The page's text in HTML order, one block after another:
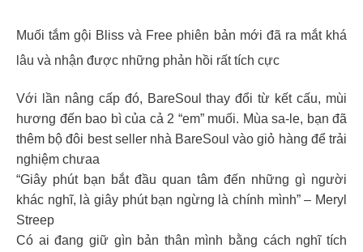
Muối tắm gội Bliss và Free phiên bản mới đã ra mắt khá
lâu và nhận được những phản hồi rất tích cực
Với lần nâng cấp đó, BareSoul thay đổi từ kết cấu, mùi
hương đến bao bì của cả 2 “em” muối. Mùa sa-le, bạn đã
thêm bộ đôi best seller nhà BareSoul vào giỏ hàng để trải
nghiệm chưaa
“Giây phút bạn bắt đầu quan tâm đến những gì người
khác nghĩ, là giây phút bạn ngừng là chính mình” – Meryl
Streep
Có ai đang giữ gìn bản thân mình bằng cách nghĩ tích